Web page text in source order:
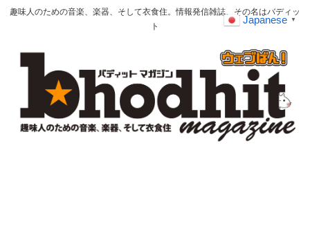
趣味人のための音楽、楽器、そして衣食住。情報発信雑誌、その名はバディッ
ト
Japanese ▼